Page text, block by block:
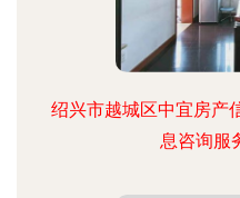
绍兴市越城区中宜房产
息咨询服